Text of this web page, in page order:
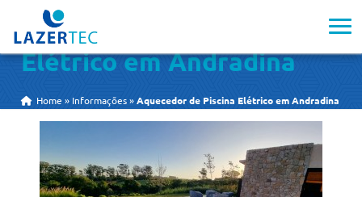
Aquecedor de Piscina
Elétrico em Andradina
Home » Informações »Aquecedor de Piscina Elétrico em Andradina